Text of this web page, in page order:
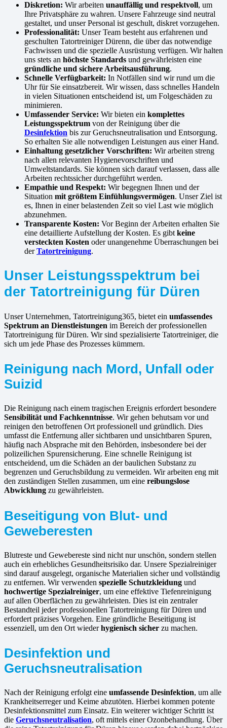
Diskretion: Wir arbeiten unauffällig und respektvoll, um
Ihre Privatsphäre zu wahren. Unsere Fahrzeuge sind neutral
gestaltet, und unser Personal ist geschult, diskret vorzugehen.
Professionalität: Unser Team besteht aus erfahrenen und
geschulten Tatortreiniger Dürenn, die über das notwendige
Fachwissen und die spezielle Ausrüstung verfügen. Wir halten
uns stets an höchste Standards und gewährleisten eine
gründliche und sichere Arbeitsausführung.
Schnelle Verfügbarkeit: In Notfällen sind wir rund um die
Uhr für Sie einsatzbereit. Wir wissen, dass schnelles Handeln
in vielen Situationen entscheidend ist, um Folgeschäden zu
minimieren.
Umfassender Service: Wir bieten ein komplettes
Leistungsspektrum von der Reinigung über die
Desinfektion bis zur Geruchsneutralisation und Entsorgung.
So erhalten Sie alle notwendigen Leistungen aus einer Hand.
Einhaltung gesetzlicher Vorschriften: Wir arbeiten streng
nach allen relevanten Hygienevorschriften und
Umweltstandards. Sie können sich darauf verlassen, dass alle
Arbeiten rechtssicher durchgeführt werden.
Empathie und Respekt: Wir begegnen Ihnen und der
Situation mit größtem Einfühlungsvermögen. Unser Ziel ist
es, Ihnen in einer belastenden Zeit so viel Last wie möglich
abzunehmen.
Transparente Kosten: Vor Beginn der Arbeiten erhalten Sie
eine detaillierte Aufstellung der Kosten. Es gibt keine
versteckten Kosten oder unangenehme Überraschungen bei
derTatortreinigung.
Unser Leistungsspektrum bei
der Tatortreinigung für Düren
Unser Unternehmen, Tatortreinigung365, bietet ein umfassendes
Spektrum an Dienstleistungen im Bereich der professionellen
Tatortreinigung für Düren. Wir sind spezialisierte Tatortreiniger, die
sich um jede Phase des Prozesses kümmern.
Reinigung nach Mord, Unfall oder
Suizid
Die Reinigung nach einem tragischen Ereignis erfordert besondere
Sensibilität und Fachkenntnisse. Wir gehen behutsam vor und
reinigen den betroffenen Ort professionell und gründlich. Dies
umfasst die Entfernung aller sichtbaren und unsichtbaren Spuren,
häufig nach Absprache mit den Behörden, insbesondere bei der
polizeilichen Spurensicherung. Eine schnelle Reinigung ist
entscheidend, um die Schäden an der baulichen Substanz zu
begrenzen und Geruchsbildung zu vermeiden. Wir arbeiten eng mit
den zuständigen Stellen zusammen, um eine reibungslose
Abwicklung zu gewährleisten.
Beseitigung von Blut- und
Geweberesten
Blutreste und Gewebereste sind nicht nur unschön, sondern stellen
auch ein erhebliches Gesundheitsrisiko dar. Unsere Spezialreiniger
sind darauf ausgelegt, organische Materialien sicher und vollständig
zu entfernen. Wir verwenden spezielle Schutzkleidung und
hochwertige Spezialreiniger, um eine effektive Tiefenreinigung
auf allen Oberflächen zu gewährleisten. Dies ist ein zentraler
Bestandteil jeder professionellen Tatortreinigung für Düren und
erfordert präzises Vorgehen. Eine gründliche Beseitigung ist
essenziell, um den Ort wiederhygienisch sicher zu machen.
Desinfektion und
Geruchsneutralisation
Nach der Reinigung erfolgt eine umfassende Desinfektion, um alle
Krankheitserreger und Keime abzutöten. Hierbei kommen potente
Desinfektionsmittel zum Einsatz. Ein weiterer wichtiger Schritt ist
die Geruchsneutralisation, oft mittels einer Ozonbehandlung. Über